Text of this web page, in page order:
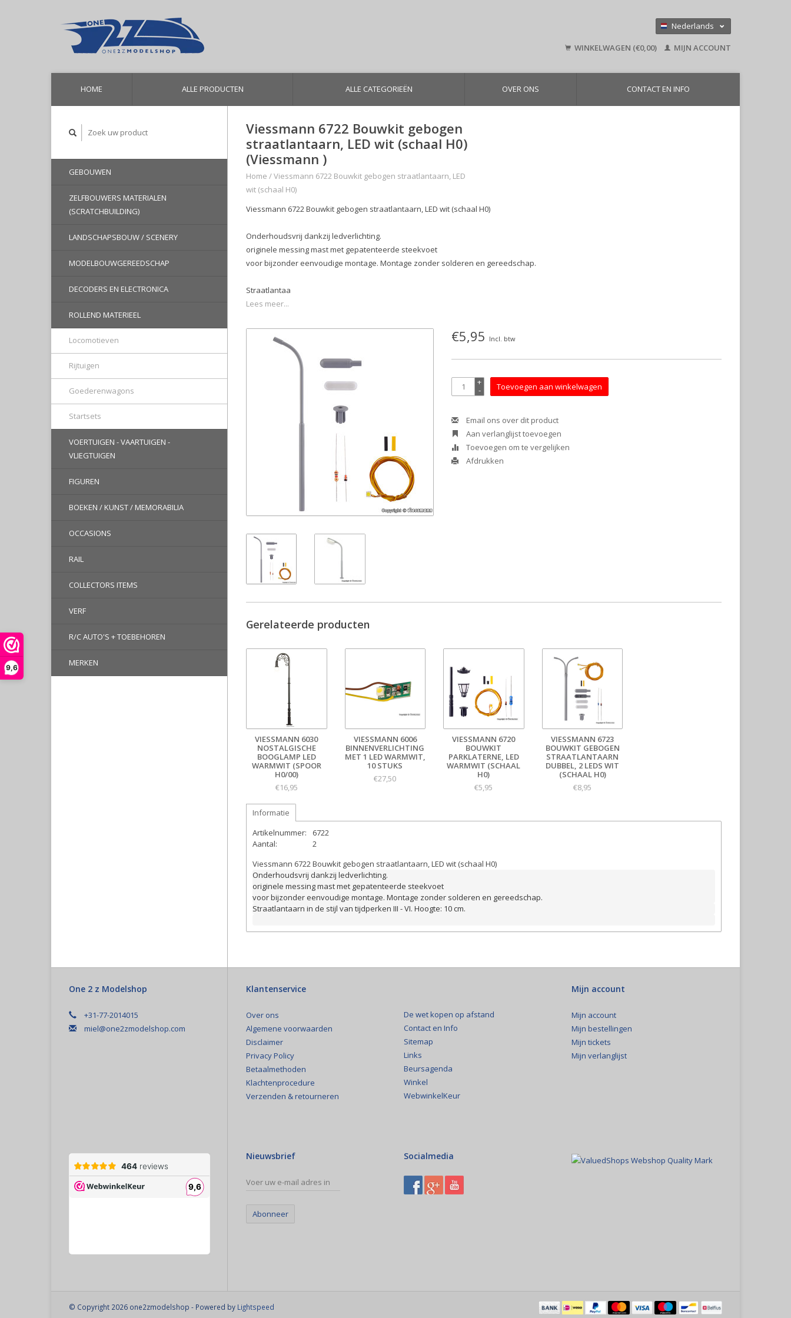
9,6
Nederlands
English
WINKELWAGEN (€0,00) MIJN ACCOUNT
HOME ALLE PRODUCTEN ALLE CATEGORIEËN OVER ONS CONTACT EN INFO
GEBOUWEN
ZELFBOUWERS MATERIALEN
(SCRATCHBUILDING)
LANDSCHAPSBOUW / SCENERY
MODELBOUWGEREEDSCHAP
DECODERS EN ELECTRONICA
ROLLEND MATERIEEL
Locomotieven
Rijtuigen
Goederenwagons
Startsets
VOERTUIGEN - VAARTUIGEN -
VLIEGTUIGEN
FIGUREN
BOEKEN / KUNST / MEMORABILIA
OCCASIONS
RAIL
COLLECTORS ITEMS
VERF
R/C AUTO'S + TOEBEHOREN
MERKEN
Viessmann 6722 Bouwkit gebogen
straatlantaarn, LED wit (schaal H0)
(Viessmann )
Home /Viessmann 6722 Bouwkit gebogen straatlantaarn, LED
wit (schaal H0)
Viessmann 6722 Bouwkit gebogen straatlantaarn, LED wit (schaal H0)
Onderhoudsvrij dankzij ledverlichting.
originele messing mast met gepatenteerde steekvoet
voor bijzonder eenvoudige montage. Montage zonder solderen en gereedschap.
Straatlantaa
Lees meer...
€5,95 Incl. btw
+
- Toevoegen aan winkelwagen
Email ons over dit product
Aan verlanglijst toevoegen
Toevoegen om te vergelijken
Afdrukken
Gerelateerde producten
VIESSMANN 6030
NOSTALGISCHE
BOOGLAMP LED
WARMWIT (SPOOR
H0/00)
€16,95
VIESSMANN 6006
BINNENVERLICHTING
MET 1 LED WARMWIT,
10 STUKS
€27,50
VIESSMANN 6720
BOUWKIT
PARKLATERNE, LED
WARMWIT (SCHAAL
H0)
€5,95
VIESSMANN 6723
BOUWKIT GEBOGEN
STRAATLANTAARN
DUBBEL, 2 LEDS WIT
(SCHAAL H0)
€8,95
Informatie
Artikelnummer:
6722
Aantal:
2
Viessmann 6722 Bouwkit gebogen straatlantaarn, LED wit (schaal H0)
Onderhoudsvrij dankzij ledverlichting.
originele messing mast met gepatenteerde steekvoet
voor bijzonder eenvoudige montage. Montage zonder solderen en gereedschap.
Straatlantaarn in de stijl van tijdperken III - VI. Hoogte: 10 cm.
One 2 z Modelshop
+31-77-2014015
miel@one2zmodelshop.com
Klantenservice
Over ons
Algemene voorwaarden
Disclaimer
Privacy Policy
Betaalmethoden
Klachtenprocedure
Verzenden & retourneren
De wet kopen op afstand
Contact en Info
Sitemap
Links
Beursagenda
Winkel
WebwinkelKeur
Mijn account
Mijn account
Mijn bestellingen
Mijn tickets
Mijn verlanglijst
Nieuwsbrief
Abonneer
Socialmedia
© Copyright 2026 one2zmodelshop - Powered by Lightspeed